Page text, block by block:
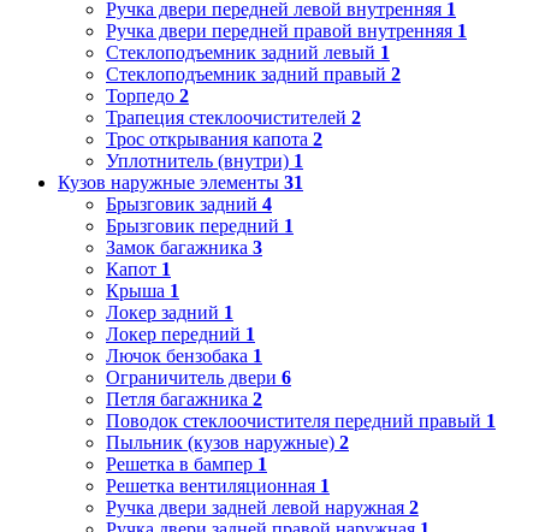
Ручка двери передней левой внутренняя 1
Ручка двери передней правой внутренняя 1
Стеклоподъемник задний левый 1
Стеклоподъемник задний правый 2
Торпедо 2
Трапеция стеклоочистителей 2
Трос открывания капота 2
Уплотнитель (внутри) 1
Кузов наружные элементы 31
Брызговик задний 4
Брызговик передний 1
Замок багажника 3
Капот 1
Крыша 1
Локер задний 1
Локер передний 1
Лючок бензобака 1
Ограничитель двери 6
Петля багажника 2
Поводок стеклоочистителя передний правый 1
Пыльник (кузов наружные) 2
Решетка в бампер 1
Решетка вентиляционная 1
Ручка двери задней левой наружная 2